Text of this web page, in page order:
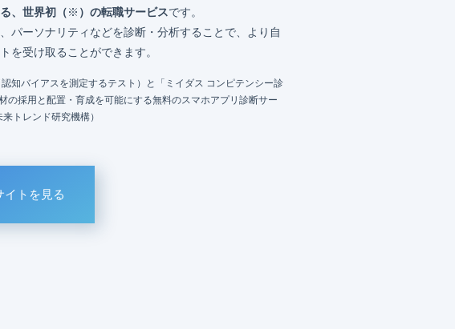
、世界初（※ ）の転職サービスです。
パーソナリティなどを診断・分析することで、より自
を受け取ることができます。
認知バイアスを測定するテスト）と「ミイダス コンピテンシー診
の採用と配置・育成を可能にする無料のスマホアプリ診断サー
トレンド研究機構）
イトを見る